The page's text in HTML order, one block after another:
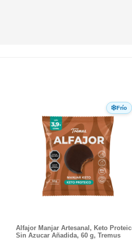
Frío
Alfajor Manjar Artesanal, Keto
Sin Azucar Añadida, 60 g, Tremus